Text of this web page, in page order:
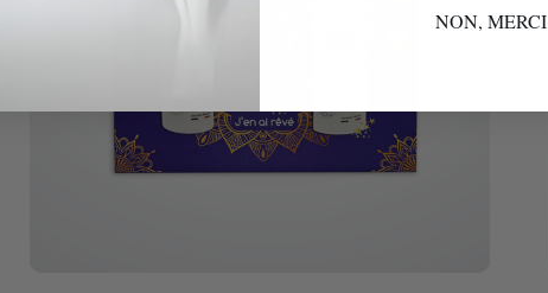
NON, MERCI